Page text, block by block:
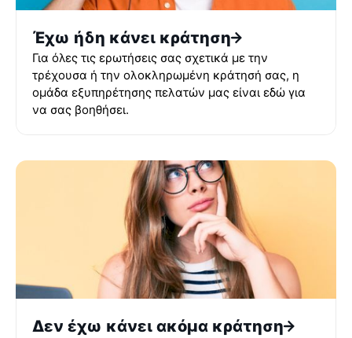
Έχω ήδη κάνει κράτηση
Για όλες τις ερωτήσεις σας σχετικά με την
τρέχουσα ή την ολοκληρωμένη κράτησή σας, η
ομάδα εξυπηρέτησης πελατών μας είναι εδώ για
να σας βοηθήσει.
Δεν έχω κάνει ακόμα κράτηση